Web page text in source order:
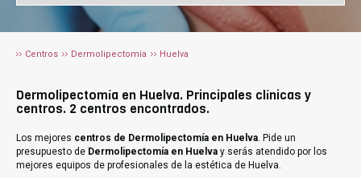
Centros Dermolipectomía Huelva
Dermolipectomía en Huelva. Principales clínicas y
centros. 2 centros encontrados.
Los mejores centros de Dermolipectomía en Huelva. Pide un
presupuesto de Dermolipectomía en Huelva y serás atendido por los
mejores equipos de profesionales de la estética de Huelva.